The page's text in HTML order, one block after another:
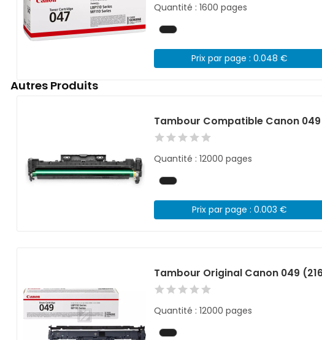
Quantité : 1600 pages
Prix par page : 0.048 €
Autres Produits
Tambour Compatible Canon 049
Quantité : 12000 pages
Prix par page : 0.003 €
Tambour Original Canon 049
Quantité : 12000 pages